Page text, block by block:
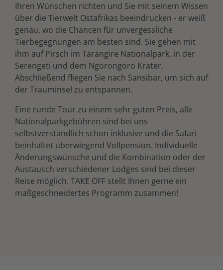
Ihren Wünschen richten und Sie mit seinem Wissen
über die Tierwelt Ostafrikas beeindrucken - er weiß
genau, wo die Chancen für unvergessliche
Tierbegegnungen am besten sind. Sie gehen mit
ihm auf Pirsch im Tarangire Nationalpark, in der
Serengeti und dem Ngorongoro Krater.
Abschließend fliegen Sie nach Sansibar, um sich auf
der Trauminsel zu entspannen.
Eine runde Tour zu einem sehr guten Preis, alle
Nationalparkgebühren sind bei uns
selbstverständlich schon inklusive und die Safari
beinhaltet überwiegend Vollpension. Individuelle
Änderungswünsche und die Kombination oder der
Austausch verschiedener Lodges sind bei dieser
Reise möglich. TAKE OFF stellt Ihnen gerne ein
maßgeschneidertes Programm zusammen!